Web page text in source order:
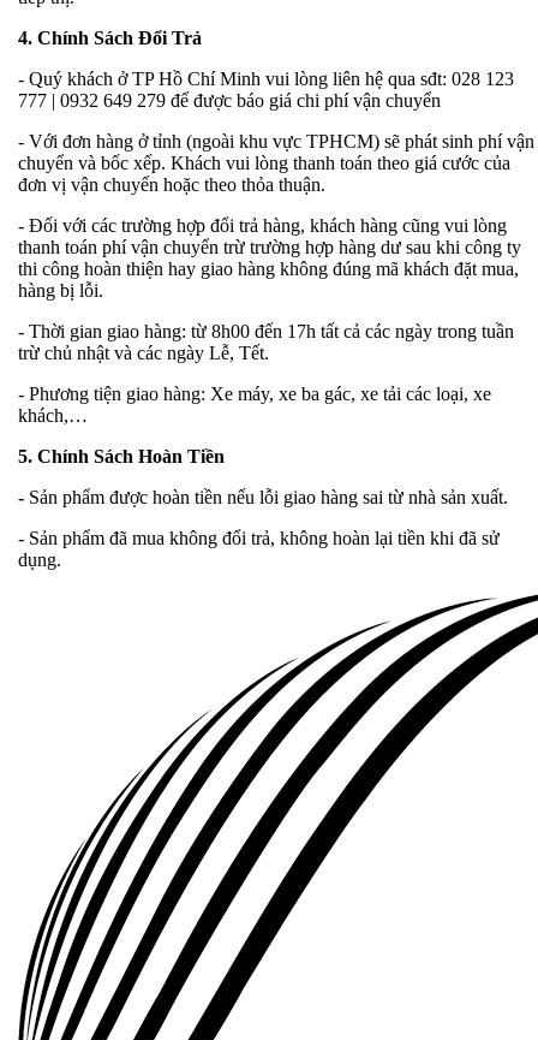
4. Chính Sách Đổi Trả
- Quý khách ở TP Hồ Chí Minh vui lòng liên hệ qua sđt: 028 123
777 | 0932 649 279 để được báo giá chi phí vận chuyển
- Với đơn hàng ở tỉnh (ngoài khu vực TPHCM) sẽ phát sinh phí vận
chuyển và bốc xếp. Khách vui lòng thanh toán theo giá cước của
đơn vị vận chuyển hoặc theo thỏa thuận.
- Đối với các trường hợp đổi trả hàng, khách hàng cũng vui lòng
thanh toán phí vận chuyển trừ trường hợp hàng dư sau khi công ty
thi công hoàn thiện hay giao hàng không đúng mã khách đặt mua,
hàng bị lỗi.
- Thời gian giao hàng: từ 8h00 đến 17h tất cả các ngày trong tuần
trừ chủ nhật và các ngày Lễ, Tết.
- Phương tiện giao hàng: Xe máy, xe ba gác, xe tải các loại, xe
khách,…
5. Chính Sách Hoàn Tiền
- Sản phẩm được hoàn tiền nếu lỗi giao hàng sai từ nhà sản xuất.
- Sản phẩm đã mua không đổi trả, không hoàn lại tiền khi đã sử
dụng.